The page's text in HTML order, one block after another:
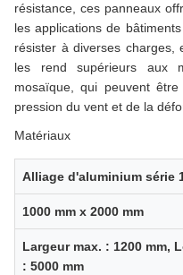
résistance, ces panneaux
les applications de
résister à diverses charges,
les rend supérieurs aux
mosaïque, qui peuvent
pression du vent et de la
Matériaux
Alliage d'aluminium série
1000 mm x 2000 mm
Largeur max. : 1200 mm,
: 5000 mm